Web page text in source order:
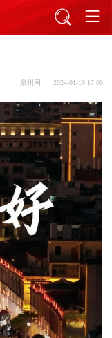
泉州网 2024-01-19 17:09